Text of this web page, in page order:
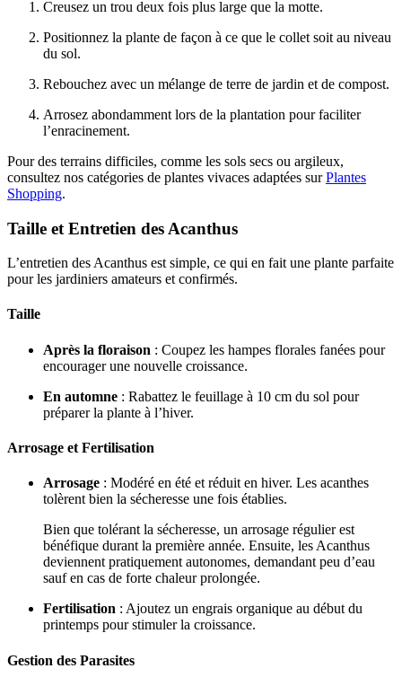
Creusez un trou deux fois plus large que la motte.
Positionnez la plante de façon à ce que le collet soit au niveau
du sol.
Rebouchez avec un mélange de terre de jardin et de compost.
Arrosez abondamment lors de la plantation pour faciliter
l’enracinement.
Pour des terrains difficiles, comme les sols secs ou argileux,
consultez nos catégories de plantes vivaces adaptées surPlantes
Shopping.
Taille et Entretien des Acanthus
L’entretien des Acanthus est simple, ce qui en fait une plante parfaite
pour les jardiniers amateurs et confirmés.
Taille
Après la floraison : Coupez les hampes florales fanées pour
encourager une nouvelle croissance.
En automne : Rabattez le feuillage à 10 cm du sol pour
préparer la plante à l’hiver.
Arrosage et Fertilisation
Arrosage : Modéré en été et réduit en hiver. Les acanthes
tolèrent bien la sécheresse une fois établies.
Bien que tolérant la sécheresse, un arrosage régulier est
bénéfique durant la première année. Ensuite, les Acanthus
deviennent pratiquement autonomes, demandant peu d’eau
sauf en cas de forte chaleur prolongée.
Fertilisation : Ajoutez un engrais organique au début du
printemps pour stimuler la croissance.
Gestion des Parasites